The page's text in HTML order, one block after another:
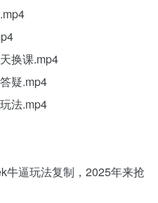
换课.mp4
疑.mp4
法.mp4
牛逼玩法复制，2025年来抢